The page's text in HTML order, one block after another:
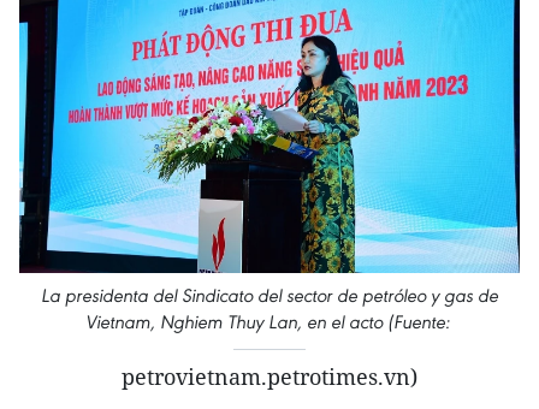
La presidenta del Sindicato del sector de petróleo y gas de
Vietnam, Nghiem Thuy Lan, en el acto (Fuente:
petrovietnam.petrotimes.vn)